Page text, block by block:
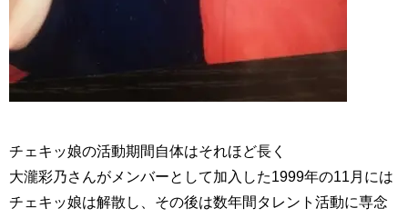
チェキッ娘の活動期間自体はそれほど長く
大瀧彩乃さんがメンバーとして加入した1999年の11月には
チェキッ娘は解散し、その後は数年間タレント活動に専念